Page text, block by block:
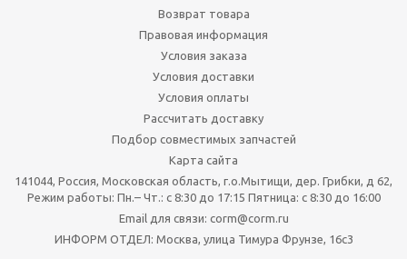
Возврат товара
Правовая информация
Условия заказа
Условия доставки
Условия оплаты
Рассчитать доставку
Подбор совместимых запчастей
Карта сайта
141044, Россия, Московская область, г.о.Мытищи, дер. Грибки, д 62,
Режим работы: Пн.– Чт.: с 8:30 до 17:15 Пятница: c 8:30 до 16:00
Email для связи: corm@corm.ru
ИНФОРМ ОТДЕЛ: Москва, улица Тимура Фрунзе, 16с3